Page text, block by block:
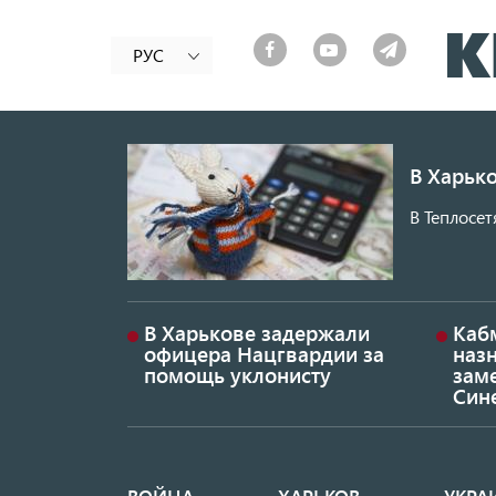
РУС
В
В
В Харькове задержали
офицера Нацгвардии за
помощь уклонисту